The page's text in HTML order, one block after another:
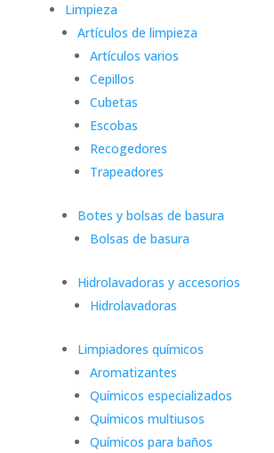
Limpieza
Artículos de limpieza
Artículos varios
Cepillos
Cubetas
Escobas
Recogedores
Trapeadores
Botes y bolsas de basura
Bolsas de basura
Hidrolavadoras y accesorios
Hidrolavadoras
Limpiadores químicos
Aromatizantes
Químicos especializados
Químicos multiusos
Químicos para baños